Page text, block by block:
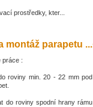
prostředky, kter...
montáž parapetu ...
práce :
roviny min. 20 - 22 mm pod
do roviny spodní hrany rámu